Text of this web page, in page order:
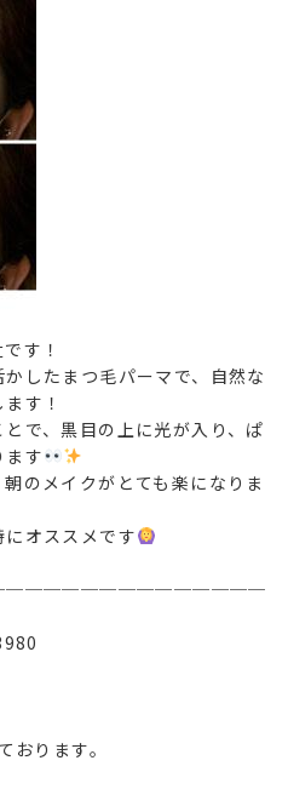
す！
したまつ毛パーマで、自然な
す！
で、黒目の上に光が入り、ぱ
す
のメイクがとても楽になりま
オススメです
ります。